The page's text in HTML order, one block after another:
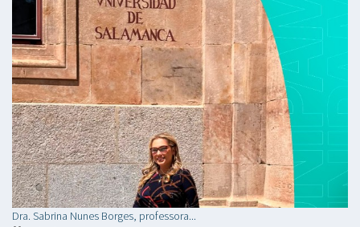
Dra. Sabrina Nunes Borges, professora...